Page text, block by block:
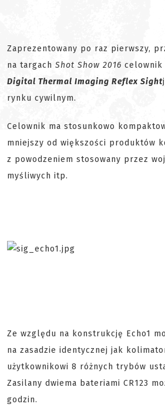
Zaprezentowany po raz pierwszy,
na targach Shot Show 2016 celownik
Digital Thermal Imaging Reflex Sight
rynku cywilnym.
Celownik ma stosunkowo
mniejszy od większości produktów
z powodzeniem stosowany przez
myśliwych itp.
Ze względu na konstrukcję Echo1
na zasadzie identycznej jak
użytkownikowi 8 różnych trybów
Zasilany dwiema bateriami CR123
godzin.